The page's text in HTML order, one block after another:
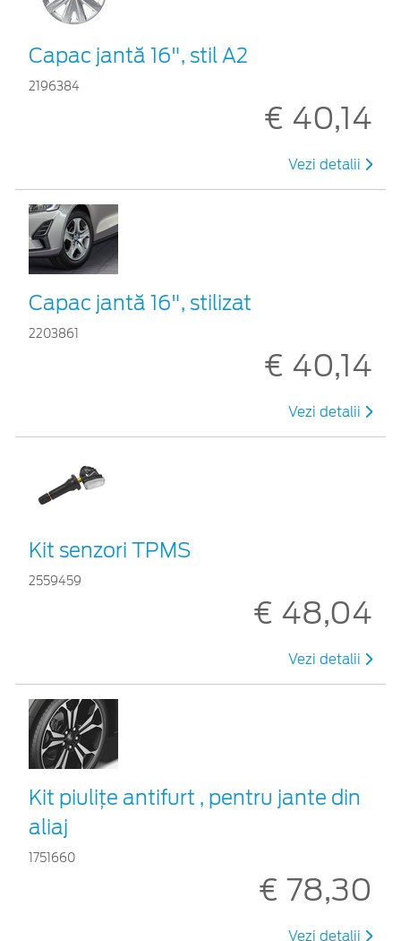
Capac jantă 16", stil A2
2196384
€ 40,14
Vezi detalii
Capac jantă 16", stilizat
2203861
€ 40,14
Vezi detalii
Kit senzori TPMS
2559459
€ 48,04
Vezi detalii
Kit piuliţe antifurt , pentru jante din
aliaj
1751660
€ 78,30
Vezi detalii